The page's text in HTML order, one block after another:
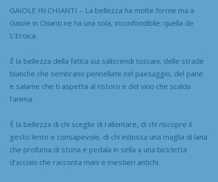
GAIOLE IN CHIANTI – La bellezza ha molte forme ma a
Gaiole in Chianti ne ha una sola, inconfondibile: quella de
L’Eroica.
È la bellezza della fatica sui saliscendi toscani, delle strade
bianche che sembrano pennellate nel paesaggio, del pane
e salame che ti aspetta al ristoro e del vino che scalda
l’anima.
È la bellezza di chi sceglie di rallentare, di chi riscopre il
gesto lento e consapevole, di chi indossa una maglia di lana
che profuma di storia e pedala in sella a una bicicletta
d’acciaio che racconta mani e mestieri antichi.